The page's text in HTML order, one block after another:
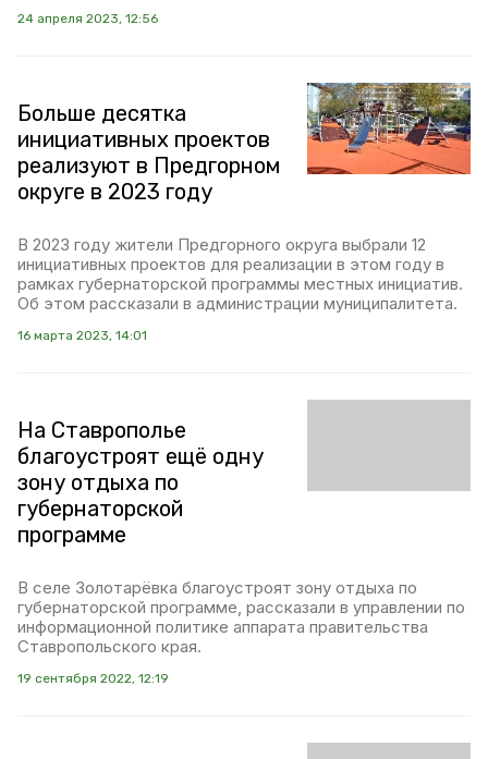
24 апреля 2023, 12:56
Больше десятка
инициативных проектов
реализуют в Предгорном
округе в 2023 году
В 2023 году жители Предгорного округа выбрали 12
инициативных проектов для реализации в этом году в
рамках губернаторской программы местных инициатив.
Об этом рассказали в администрации муниципалитета.
16 марта 2023, 14:01
На Ставрополье
благоустроят ещё одну
зону отдыха по
губернаторской
программе
В селе Золотарёвка благоустроят зону отдыха по
губернаторской программе, рассказали в управлении по
информационной политике аппарата правительства
Ставропольского края.
19 сентября 2022, 12:19